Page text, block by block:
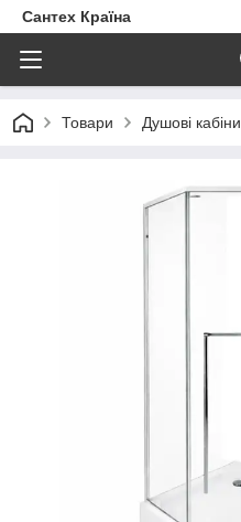
Сантех Країна
Товари Душові кабіни